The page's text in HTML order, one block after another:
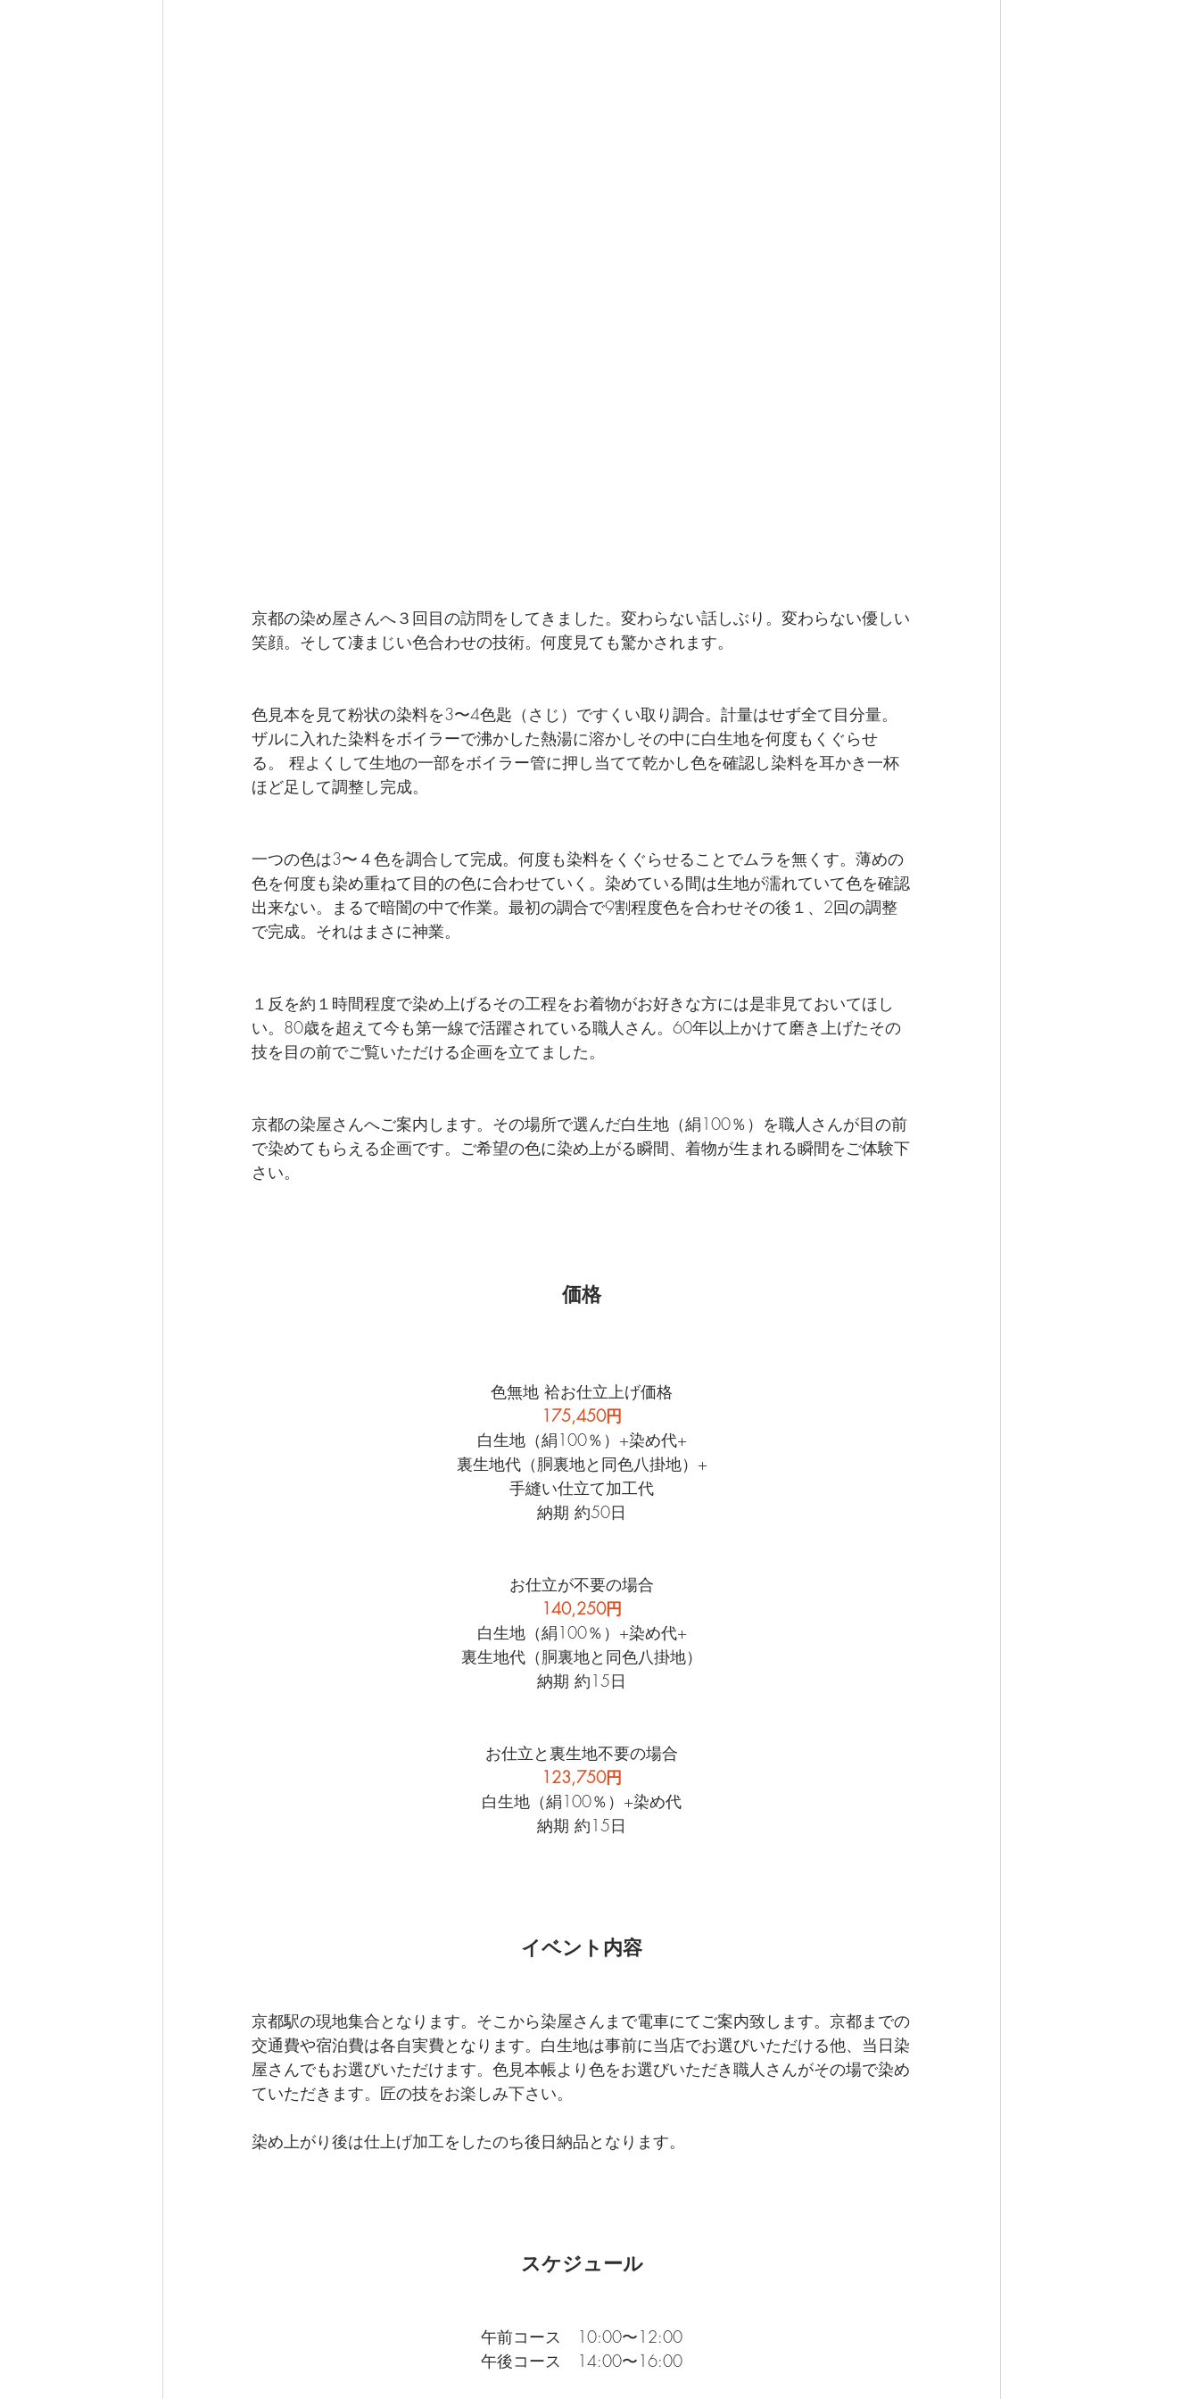
京都の染め屋さんへ３回目の訪問をしてきました。変わらない話しぶり。変わらない優しい
笑顔。そして凄まじい色合わせの技術。何度見ても驚かされます。
色見本を見て粉状の染料を3〜4色匙（さじ）ですくい取り調合。計量はせず全て目分量。
ザルに入れた染料をボイラーで沸かした熱湯に溶かしその中に白生地を何度もくぐらせ
る。 程よくして生地の一部をボイラー管に押し当てて乾かし色を確認し染料を耳かき一杯
ほど足して調整し完成。
一つの色は3〜４色を調合して完成。何度も染料をくぐらせることでムラを無くす。薄めの
色を何度も染め重ねて目的の色に合わせていく。染めている間は生地が濡れていて色を確認
出来ない。まるで暗闇の中で作業。最初の調合で9割程度色を合わせその後１、2回の調整
で完成。それはまさに神業。
１反を約１時間程度で染め上げるその工程をお着物がお好きな方には是非見ておいてほし
い。80歳を超えて今も第一線で活躍されている職人さん。60年以上かけて磨き上げたその
技を目の前でご覧いただける企画を立てました。
京都の染屋さんへご案内します。その場所で選んだ白生地（絹100％）を職人さんが目の前
で染めてもらえる企画です。ご希望の色に染め上がる瞬間、着物が生まれる瞬間をご体験下
さい。
価格
色無地 袷お仕立上げ価格
175,450円
白生地（絹100％）+染め代+
裏生地代（胴裏地と同色八掛地）+
手縫い仕立て加工代
納期 約50日
お仕立が不要の場合
140,250円
白生地（絹100％）+染め代+
裏生地代（胴裏地と同色八掛地）
納期 約15日
お仕立と裏生地不要の場合
123,750円
白生地（絹100％）+染め代
納期 約15日
イベント内容
京都駅の現地集合となります。そこから染屋さんまで電車にてご案内致します。京都までの
交通費や宿泊費は各自実費となります。白生地は事前に当店でお選びいただける他、当日染
屋さんでもお選びいただけます。色見本帳より色をお選びいただき職人さんがその場で染め
ていただきます。匠の技をお楽しみ下さい。
染め上がり後は仕上げ加工をしたのち後日納品となります。
スケジュール
午前コース　10:00〜12:00
午後コース　14:00〜16:00